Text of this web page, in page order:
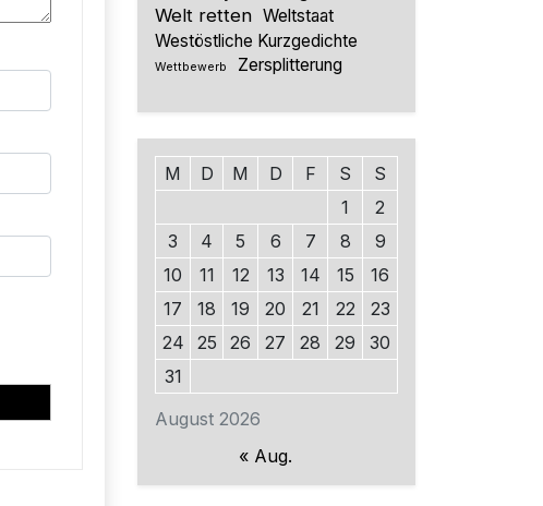
Welt retten Weltstaat
Westöstliche Kurzgedichte
Wettbewerb Zersplitterung
August 2026
M D M D F S
S
1
2
3
4 5 6 7 8
9
10
11 12 13 14 15
16
17
18 19 20 21 22
23
24
25 26 27 28 29
30
31
« Aug.